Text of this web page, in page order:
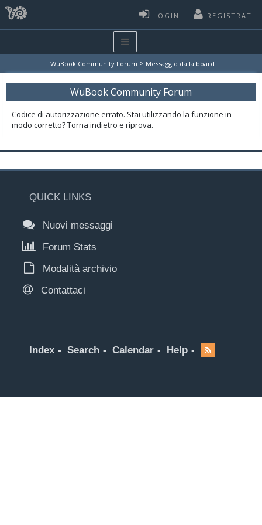
LOGIN REGISTRATI
WuBook Community Forum > Messaggio dalla board
WuBook Community Forum
Codice di autorizzazione errato. Stai utilizzando la funzione in
modo corretto? Torna indietro e riprova.
QUICK LINKS
Nuovi messaggi
Forum Stats
Modalità archivio
Contattaci
Index Search Calendar Help